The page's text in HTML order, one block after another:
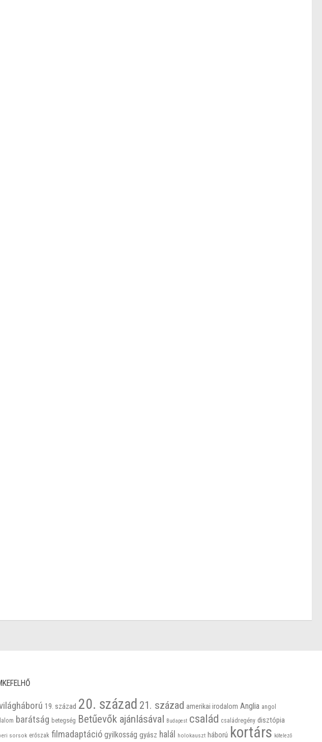
19. század 20. század 21. század amerikai irodalom Anglia angol
barátság betegség Betűevők ajánlásával Budapest család családregény disztópia
sorsok erőszak filmadaptáció gyilkosság gyász halál holokauszt háború kortárs kötelező